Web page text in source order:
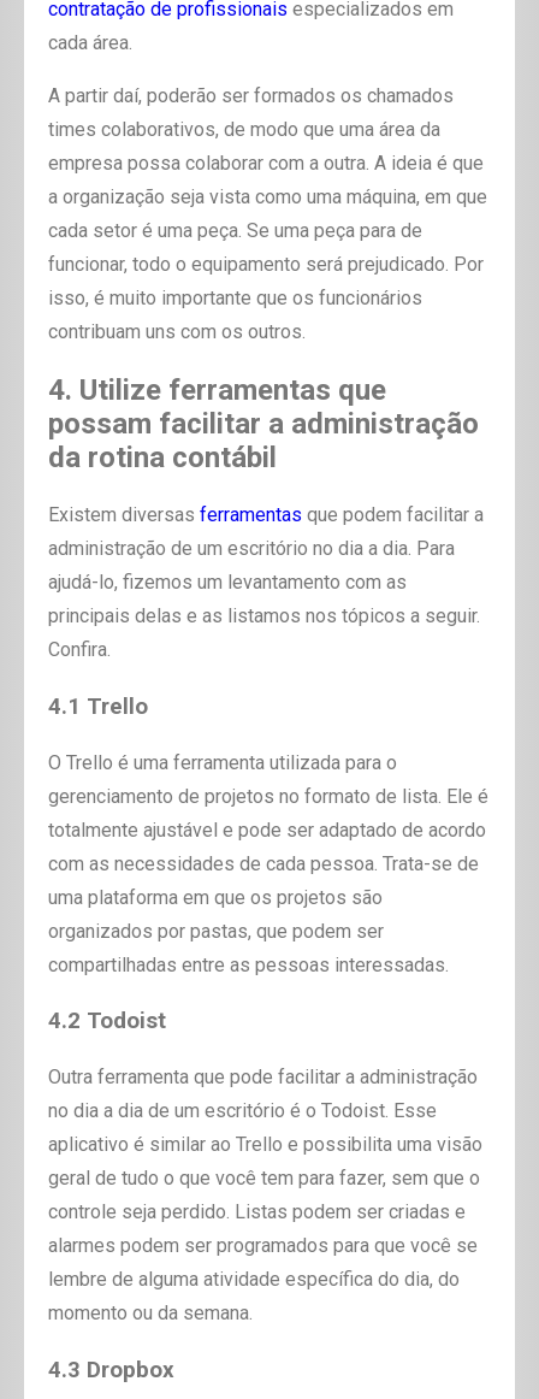
contratação de profissionais especializados em
cada área.
A partir daí, poderão ser formados os chamados
times colaborativos, de modo que uma área da
empresa possa colaborar com a outra. A ideia é que
a organização seja vista como uma máquina, em que
cada setor é uma peça. Se uma peça para de
funcionar, todo o equipamento será prejudicado. Por
isso, é muito importante que os funcionários
contribuam uns com os outros.
4. Utilize ferramentas que
possam facilitar a administração
da rotina contábil
Existem diversas ferramentas que podem facilitar a
administração de um escritório no dia a dia. Para
ajudá-lo, fizemos um levantamento com as
principais delas e as listamos nos tópicos a seguir.
Confira.
4.1 Trello
O Trello é uma ferramenta utilizada para o
gerenciamento de projetos no formato de lista. Ele é
totalmente ajustável e pode ser adaptado de acordo
com as necessidades de cada pessoa. Trata-se de
uma plataforma em que os projetos são
organizados por pastas, que podem ser
compartilhadas entre as pessoas interessadas.
4.2 Todoist
Outra ferramenta que pode facilitar a administração
no dia a dia de um escritório é o Todoist. Esse
aplicativo é similar ao Trello e possibilita uma visão
geral de tudo o que você tem para fazer, sem que o
controle seja perdido. Listas podem ser criadas e
alarmes podem ser programados para que você se
lembre de alguma atividade específica do dia, do
momento ou da semana.
4.3 Dropbox